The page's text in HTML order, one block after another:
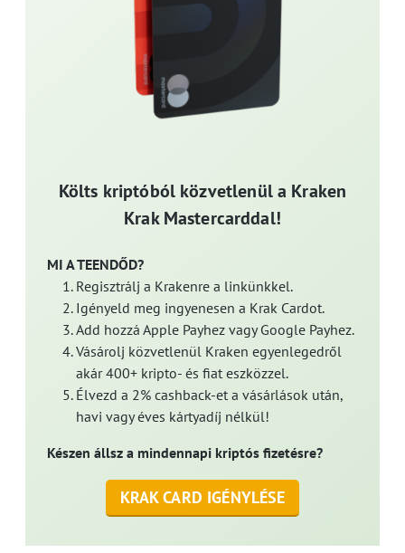
Költs kriptóból közvetlenül a Kraken
Krak Mastercarddal!
MI A TEENDŐD?
Regisztrálj a Krakenre a linkünkkel.
Igényeld meg ingyenesen a Krak Cardot.
Add hozzá Apple Payhez vagy Google Payhez.
Vásárolj közvetlenül Kraken egyenlegedről
akár 400+ kripto- és fiat eszközzel.
Élvezd a 2% cashback-et a vásárlások után,
havi vagy éves kártyadíj nélkül!
Készen állsz a mindennapi kriptós fizetésre?
KRAK CARD IGÉNYLÉSE